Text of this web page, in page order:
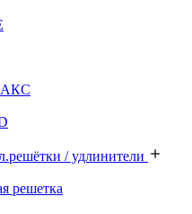
/ удлинители
решетка